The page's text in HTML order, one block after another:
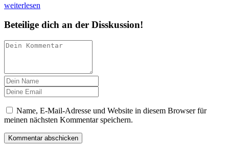
weiterlesen
Beteilige dich an der Disskussion!
Name, E-Mail-Adresse und Website in diesem Browser für
meinen nächsten Kommentar speichern.